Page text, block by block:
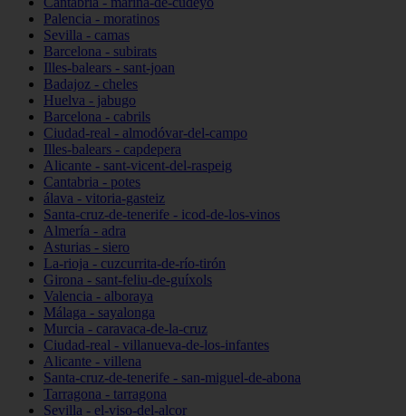
Palencia - moratinos
Sevilla - camas
Barcelona - subirats
Illes-balears - sant-joan
Badajoz - cheles
Huelva - jabugo
Barcelona - cabrils
Ciudad-real - almodóvar-del-campo
Illes-balears - capdepera
Alicante - sant-vicent-del-raspeig
Cantabria - potes
álava - vitoria-gasteiz
Santa-cruz-de-tenerife - icod-de-los-vinos
Almería - adra
Asturias - siero
La-rioja - cuzcurrita-de-río-tirón
Girona - sant-feliu-de-guíxols
Valencia - alboraya
Málaga - sayalonga
Murcia - caravaca-de-la-cruz
Ciudad-real - villanueva-de-los-infantes
Alicante - villena
Santa-cruz-de-tenerife - san-miguel-de-abona
Tarragona - tarragona
Sevilla - el-viso-del-alcor